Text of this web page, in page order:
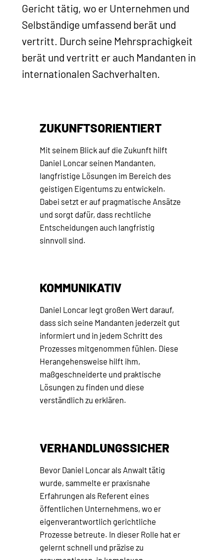
Gericht tätig, wo er Unternehmen und
Selbständige umfassend berät und
vertritt. Durch seine Mehrsprachigkeit
berät und vertritt er auch Mandanten in
internationalen Sachverhalten.
ZUKUNFTSORIENTIERT
Mit seinem Blick auf die Zukunft hilft
Daniel Loncar seinen Mandanten,
langfristige Lösungen im Bereich des
geistigen Eigentums zu entwickeln.
Dabei setzt er auf pragmatische Ansätze
und sorgt dafür, dass rechtliche
Entscheidungen auch langfristig
sinnvoll sind.
KOMMUNIKATIV
Daniel Loncar legt großen Wert darauf,
dass sich seine Mandanten jederzeit gut
informiert und in jedem Schritt des
Prozesses mitgenommen fühlen. Diese
Herangehensweise hilft ihm,
maßgeschneiderte und praktische
Lösungen zu finden und diese
verständlich zu erklären.
VERHANDLUNGSSICHER
Bevor Daniel Loncar als Anwalt tätig
wurde, sammelte er praxisnahe
Erfahrungen als Referent eines
öffentlichen Unternehmens, wo er
eigenverantwortlich gerichtliche
Prozesse betreute. In dieser Rolle hat er
gelernt schnell und präzise zu